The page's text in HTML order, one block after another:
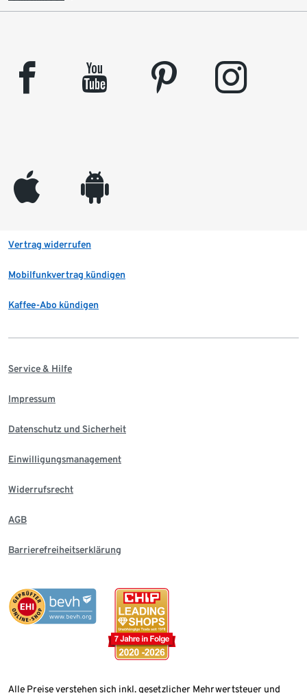
facebook youtube pinterest instagram
appleinc android
Vertrag widerrufen
Mobilfunkvertrag kündigen
Kaffee-Abo kündigen
Service & Hilfe
Impressum
Datenschutz und Sicherheit
Einwilligungsmanagement
Widerrufsrecht
AGB
Barrierefreiheitserklärung
Alle Preise verstehen sich inkl. gesetzlicher Mehrwertsteuer und